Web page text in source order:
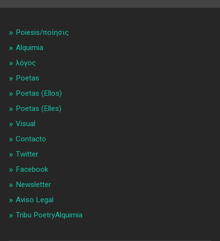
Poiesis/ποίησις
Alquimia
λóγος
Poetas
Poetas (Ellos)
Poetas (Elles)
Visual
Contacto
Twitter
Facebook
Newsletter
Aviso Legal
Tribu PoetryAlquimia